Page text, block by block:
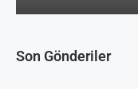
Son Gönderiler